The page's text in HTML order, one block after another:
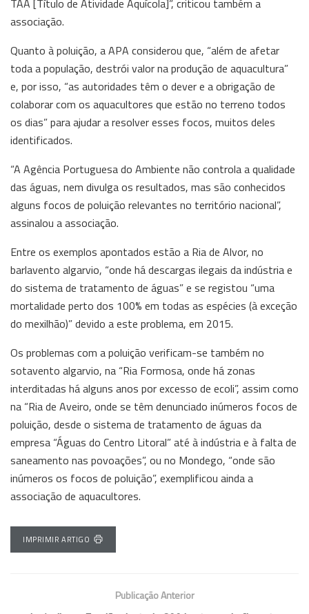
associação.
Quanto à poluição, a APA considerou que, “além de afetar
toda a população, destrói valor na produção de aquacultura”
e, por isso, “as autoridades têm o dever e a obrigação de
colaborar com os aquacultores que estão no terreno todos
os dias” para ajudar a resolver esses focos, muitos deles
identificados.
“A Agência Portuguesa do Ambiente não controla a qualidade
das águas, nem divulga os resultados, mas são conhecidos
alguns focos de poluição relevantes no território nacional”,
assinalou a associação.
Entre os exemplos apontados estão a Ria de Alvor, no
barlavento algarvio, “onde há descargas ilegais da indústria e
do sistema de tratamento de águas” e se registou “uma
mortalidade perto dos 100% em todas as espécies (à exceção
do mexilhão)” devido a este problema, em 2015.
Os problemas com a poluição verificam-se também no
sotavento algarvio, na “Ria Formosa, onde há zonas
interditadas há alguns anos por excesso de ecoli”, assim como
na “Ria de Aveiro, onde se têm denunciado inúmeros focos de
poluição, desde o sistema de tratamento de águas da
empresa “Águas do Centro Litoral” até à indústria e à falta de
saneamento nas povoações”, ou no Mondego, “onde são
inúmeros os focos de poluição”, exemplificou ainda a
associação de aquacultores.
IMPRIMIR ARTIGO
Publicação Anterior